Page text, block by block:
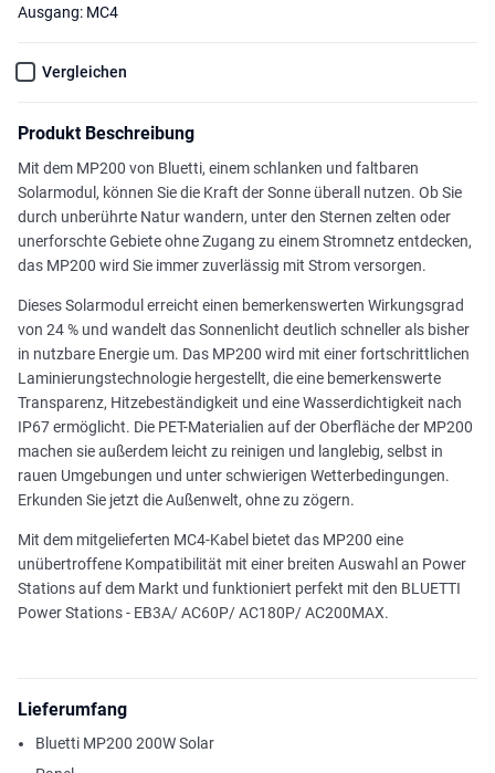
Ausgang: MC4
Vergleichen
Produkt Beschreibung
Mit dem MP200 von Bluetti, einem schlanken und faltbaren
Solarmodul, können Sie die Kraft der Sonne überall nutzen. Ob Sie
durch unberührte Natur wandern, unter den Sternen zelten oder
unerforschte Gebiete ohne Zugang zu einem Stromnetz entdecken,
das MP200 wird Sie immer zuverlässig mit Strom versorgen.
Dieses Solarmodul erreicht einen bemerkenswerten Wirkungsgrad
von 24 % und wandelt das Sonnenlicht deutlich schneller als bisher
in nutzbare Energie um. Das MP200 wird mit einer fortschrittlichen
Laminierungstechnologie hergestellt, die eine bemerkenswerte
Transparenz, Hitzebeständigkeit und eine Wasserdichtigkeit nach
IP67 ermöglicht. Die PET-Materialien auf der Oberfläche der MP200
machen sie außerdem leicht zu reinigen und langlebig, selbst in
rauen Umgebungen und unter schwierigen Wetterbedingungen.
Erkunden Sie jetzt die Außenwelt, ohne zu zögern.
Mit dem mitgelieferten MC4-Kabel bietet das MP200 eine
unübertroffene Kompatibilität mit einer breiten Auswahl an Power
Stations auf dem Markt und funktioniert perfekt mit den BLUETTI
Power Stations - EB3A/ AC60P/ AC180P/ AC200MAX.
Lieferumfang
Bluetti MP200 200W Solar